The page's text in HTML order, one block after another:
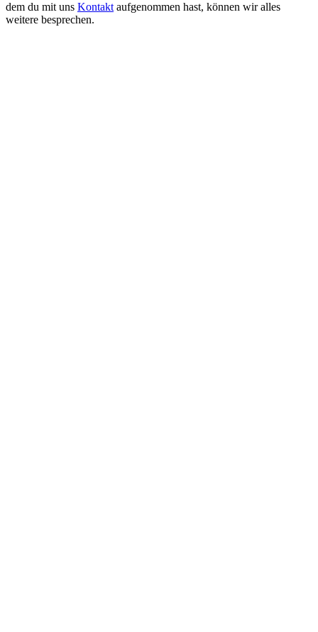
dem du mit uns Kontakt aufgenommen hast, können wir alles
weitere besprechen.